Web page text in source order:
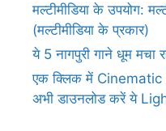
मल्टीमीडिया के उपयोग:
(मल्टीमीडिया के प्रकार)
ये 5 नागपुरी गाने धूम
एक क्लिक में Cinematic
अभी डाउनलोड करें ये